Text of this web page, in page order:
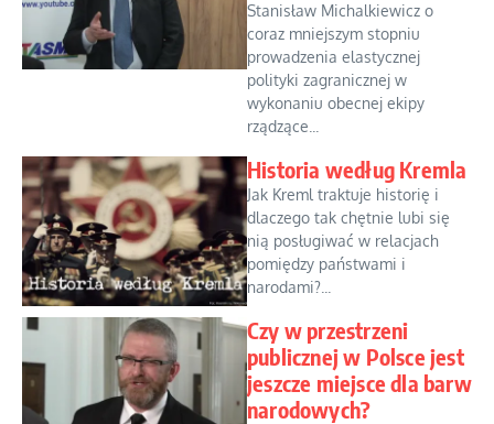
Stanisław Michalkiewicz o
coraz mniejszym stopniu
prowadzenia elastycznej
polityki zagranicznej w
wykonaniu obecnej ekipy
rządzące...
Historia według Kremla
Jak Kreml traktuje historię i
dlaczego tak chętnie lubi się
nią posługiwać w relacjach
pomiędzy państwami i
narodami?...
Czy w przestrzeni
publicznej w Polsce jest
jeszcze miejsce dla barw
narodowych?